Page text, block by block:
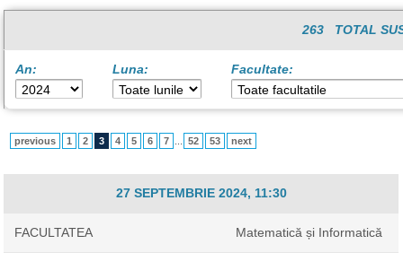
263 TOTAL
An: Luna: Facultate:
previous 1 2 3 4 5 6 7 52 53 next
27 SEPTEMBRIE 2024, 11:30
FACULTATEA Matematică și Informatică